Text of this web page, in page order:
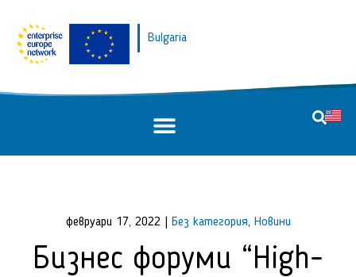
Bulgaria
февруари 17, 2022 Без категория, Новини
Бизнес форуми “High-